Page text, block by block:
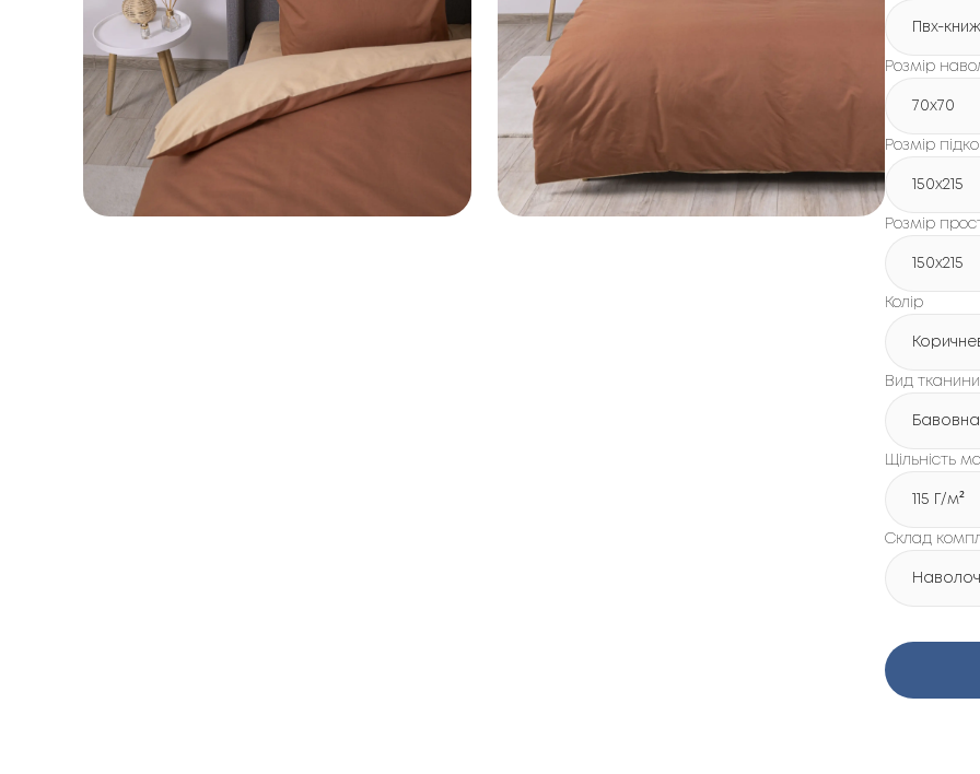
Пвх-
Розмір
70x70
Розмір
150х215
Розмір
150х215
Колір
Вид тканини
Щільність
115 Г/м²
Склад